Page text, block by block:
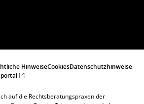
HinweiseCookiesDatenschutzhinweise
auf die Rechtsberatungspraxen der